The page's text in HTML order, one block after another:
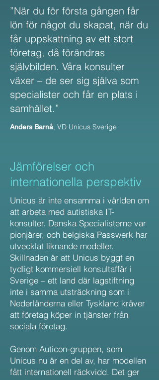
”När du för första gången får
lön för något du skapat, när du
får uppskattning av ett stort
företag, då förändras
självbilden. Våra konsulter
växer – de ser sig själva som
specialister och får en plats i
samhället.”
Anders Barnå, VD Unicus Sverige
Jämförelser och
internationella perspektiv
Unicus är inte ensamma i världen om
att arbeta med autistiska IT-
konsulter. Danska Specialisterne var
pionjärer, och belgiska Passwerk har
utvecklat liknande modeller.
Skillnaden är att Unicus byggt en
tydligt kommersiell konsultaffär i
Sverige – ett land där lagstiftning
inte i samma utsträckning som i
Nederländerna eller Tyskland kräver
att företag köper in tjänster från
sociala företag.
Genom Auticon-gruppen, som
Unicus nu är en del av, har modellen
fått internationell räckvidd. Det ger